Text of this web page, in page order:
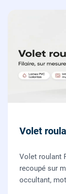
Volet
Volet roulant
recoupé sur
occultant,